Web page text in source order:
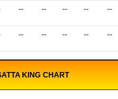
-- -- -- -- --
-- -- -- -- --
KING CHART